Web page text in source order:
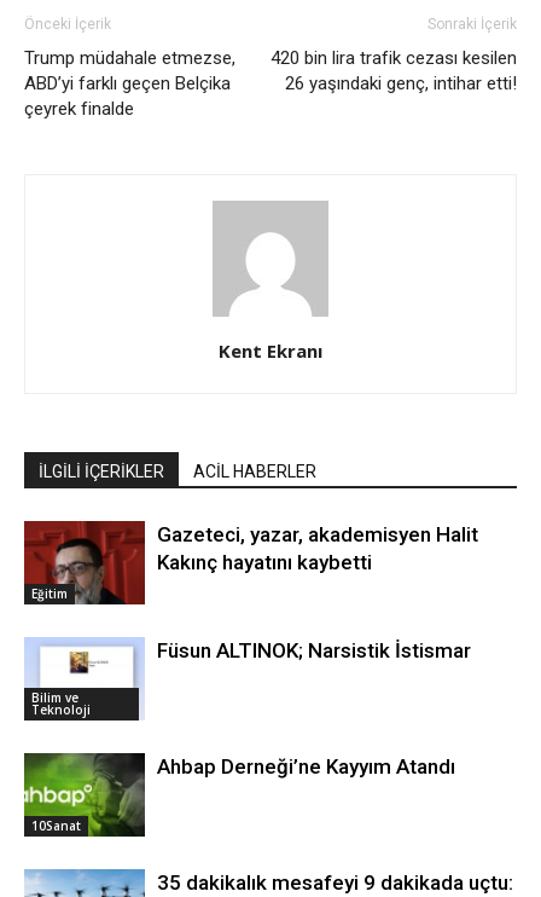
Önceki İçerik
Trump müdahale etmezse,
ABD’yi farklı geçen Belçika
çeyrek finalde
Sonraki İçerik
420 bin lira trafik cezası kesilen
26 yaşındaki genç, intihar etti!
Kent Ekranı
İLGİLİ İÇERİKLER ACİL HABERLER
Eğitim
Gazeteci, yazar, akademisyen Halit
Kakınç hayatını kaybetti
Bilim ve
Teknoloji
Füsun ALTINOK; Narsistik İstismar
10Sanat
Ahbap Derneği’ne Kayyım Atandı
35 dakikalık mesafeyi 9 dakikada uçtu: